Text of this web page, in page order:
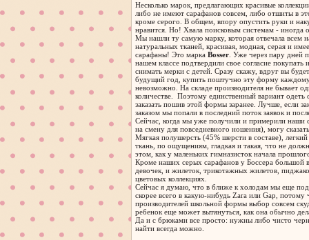
Несколько марок, предлагающих красивые
либо не имеют сарафанов совсем, либо отшиты в
кроме серого. В общем, впору опустить руки и
нравится. Но! Хвала поисковым системам - иногда
Мы нашли ту самую марку, которая отвечала всем
натуральных тканей, красивая, модная, серая и
сарафаны! Это марка Bosser . Уже через пару дней
нашем классе подтвердили свое согласие
снимать мерки с детей. Сразу скажу, вдруг вы
будущий год, купить поштучно эту форму
невозможно. На складе производителя не бывает
количестве. Поэтому единственный вариант одеть
заказать пошив этой формы заранее. Лучше, если
заказом мы попали в последний поток заявок и
Сейчас, когда мы уже получили и примерили наши
на смену для повседневного ношения), могу
Мягкая полушерсть (45% шерсти в составе),
ткань, по ощущениям, гладкая и такая, что не
этом, как у маленьких гимназисток начала
Кроме наших серых сарафанов у Боссера большой
девочек, и жилеток, трикотажных жилетов,
цветовых коллекциях.
Сейчас я думаю, что в ближе к холодам мы еще
скорее всего в какую-нибудь Zara или Gap, потому
производителей школьной формы выбор совсем
ребенок еще может вытянуться, как она обычно
Да и с брюками все просто: нужны либо чисто
найти всегда можно.